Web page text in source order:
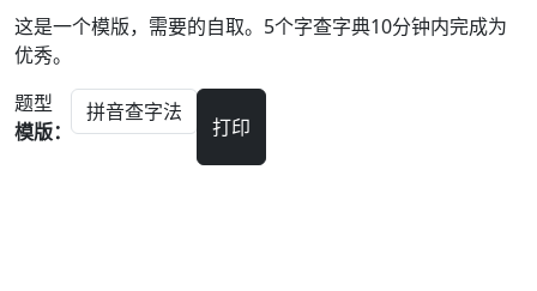
这是一个模版，需要的自取。5个字查字典10分钟内完成为
优秀。
题型
模版：
打印